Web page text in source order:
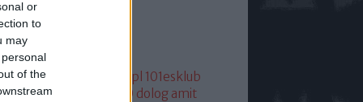
or
to
may
of the
20
1 1+2101 101dm.pl 101esklub
101 hang
10 dolog amit